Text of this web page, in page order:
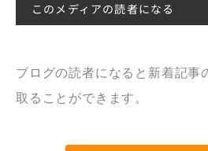
このメディアの読者になる
ブログの読者になると新着記事
取ることができます。